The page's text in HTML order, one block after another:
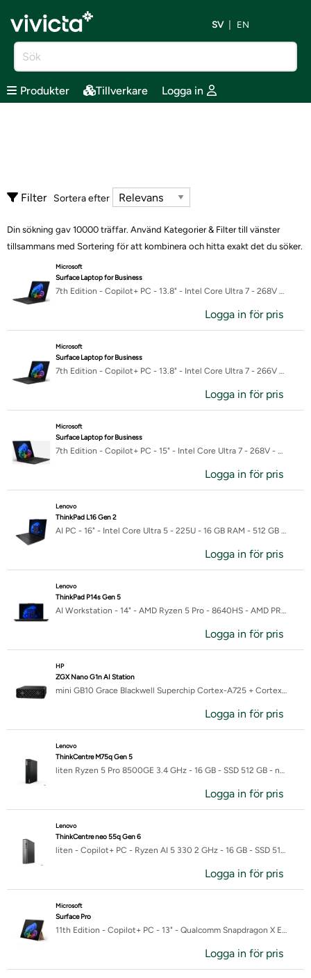
SV EN
Produkter Tillverkare Logga in
Filter Sortera efter
Din sökning gav 10000 träffar. Använd Kategorier & Filter till vänster
tillsammans med Sortering för att kombinera och hitta exakt det du söker.
Microsoft
Surface Laptop for Business
7th Edition - Copilot+ PC - 13.8" - Intel Core Ultra 7 - 268V - 32 GB RAM - 512 GB SSD
Logga in för pris
Microsoft
Surface Laptop for Business
7th Edition - Copilot+ PC - 13.8" - Intel Core Ultra 7 - 266V - 16 GB RAM - 256 GB SSD
Logga in för pris
Microsoft
Surface Laptop for Business
7th Edition - Copilot+ PC - 15" - Intel Core Ultra 7 - 268V - 32 GB RAM - 512 GB SSD
Logga in för pris
Lenovo
ThinkPad L16 Gen 2
AI PC - 16" - Intel Core Ultra 5 - 225U - 16 GB RAM - 512 GB SSD - engelska
Logga in för pris
Lenovo
ThinkPad P14s Gen 5
AI Workstation - 14" - AMD Ryzen 5 Pro - 8640HS - AMD PRO - 16 GB RAM - 512 GB SSD - brittisk
Logga in för pris
HP
ZGX Nano G1n AI Station
mini GB10 Grace Blackwell Superchip Cortex-A725 + Cortex-X925 - 128 GB - SSD 1 TB
Logga in för pris
Lenovo
ThinkCentre M75q Gen 5
liten Ryzen 5 Pro 8500GE 3.4 GHz - 16 GB - SSD 512 GB - nordiskt (danska/finska/norska/svenska)
Logga in för pris
Lenovo
ThinkCentre neo 55q Gen 6
liten - Copilot+ PC - Ryzen AI 5 330 2 GHz - 16 GB - SSD 512 GB - Nordisk
Logga in för pris
Microsoft
Surface Pro
11th Edition - Copilot+ PC - 13" - Qualcomm Snapdragon X Elite - X1E-80-100 - 16 GB RAM - 1 TB SSD
Logga in för pris